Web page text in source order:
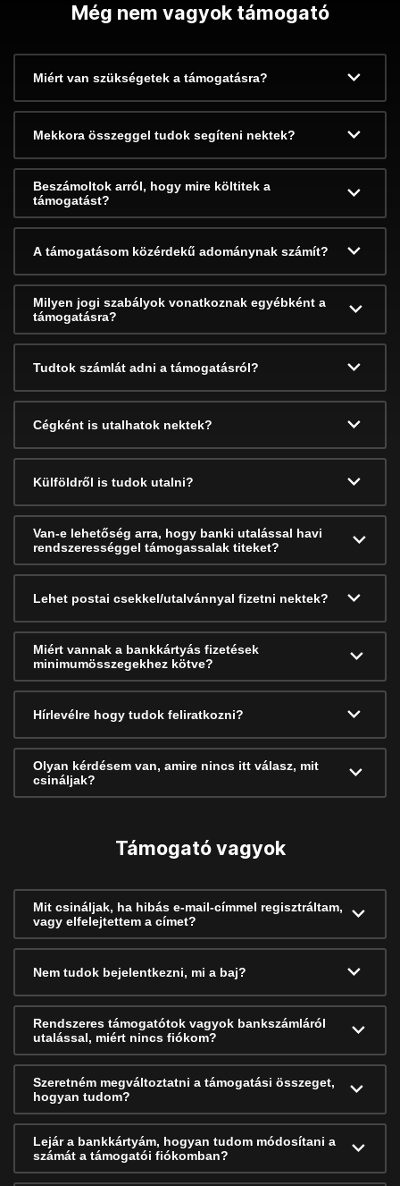
Még nem vagyok támogató
Miért van szükségetek a támogatásra?
Mekkora összeggel tudok segíteni nektek?
Beszámoltok arról, hogy mire költitek a
támogatást?
A támogatásom közérdekű adománynak számít?
Milyen jogi szabályok vonatkoznak egyébként a
támogatásra?
Tudtok számlát adni a támogatásról?
Cégként is utalhatok nektek?
Külföldről is tudok utalni?
Van-e lehetőség arra, hogy banki utalással havi
rendszerességgel támogassalak titeket?
Lehet postai csekkel/utalvánnyal fizetni nektek?
Miért vannak a bankkártyás fizetések
minimumösszegekhez kötve?
Hírlevélre hogy tudok feliratkozni?
Olyan kérdésem van, amire nincs itt válasz, mit
csináljak?
Támogató vagyok
Mit csináljak, ha hibás e-mail-címmel regisztráltam,
vagy elfelejtettem a címet?
Nem tudok bejelentkezni, mi a baj?
Rendszeres támogatótok vagyok bankszámláról
utalással, miért nincs fiókom?
Szeretném megváltoztatni a támogatási összeget,
hogyan tudom?
Lejár a bankkártyám, hogyan tudom módosítani a
számát a támogatói fiókomban?